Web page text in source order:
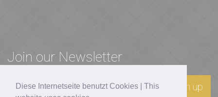
Diese Internetseite benutzt Cookies | This
Join our Newsletter
Sign up